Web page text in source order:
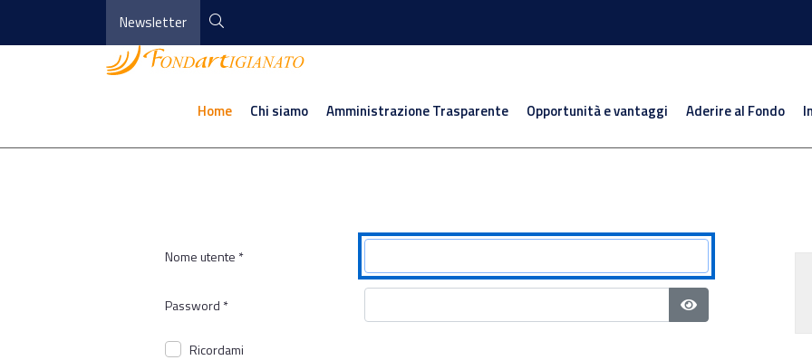
Newsletter
Home Chi siamo Amministrazione Trasparente Opportunità e vantaggi Aderire al Fondo
Nome utente *
Password *
Mostra password
Ricordami